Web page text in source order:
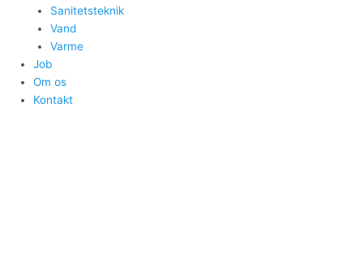
Sanitetsteknik
Vand
Varme
Job
Om os
Kontakt